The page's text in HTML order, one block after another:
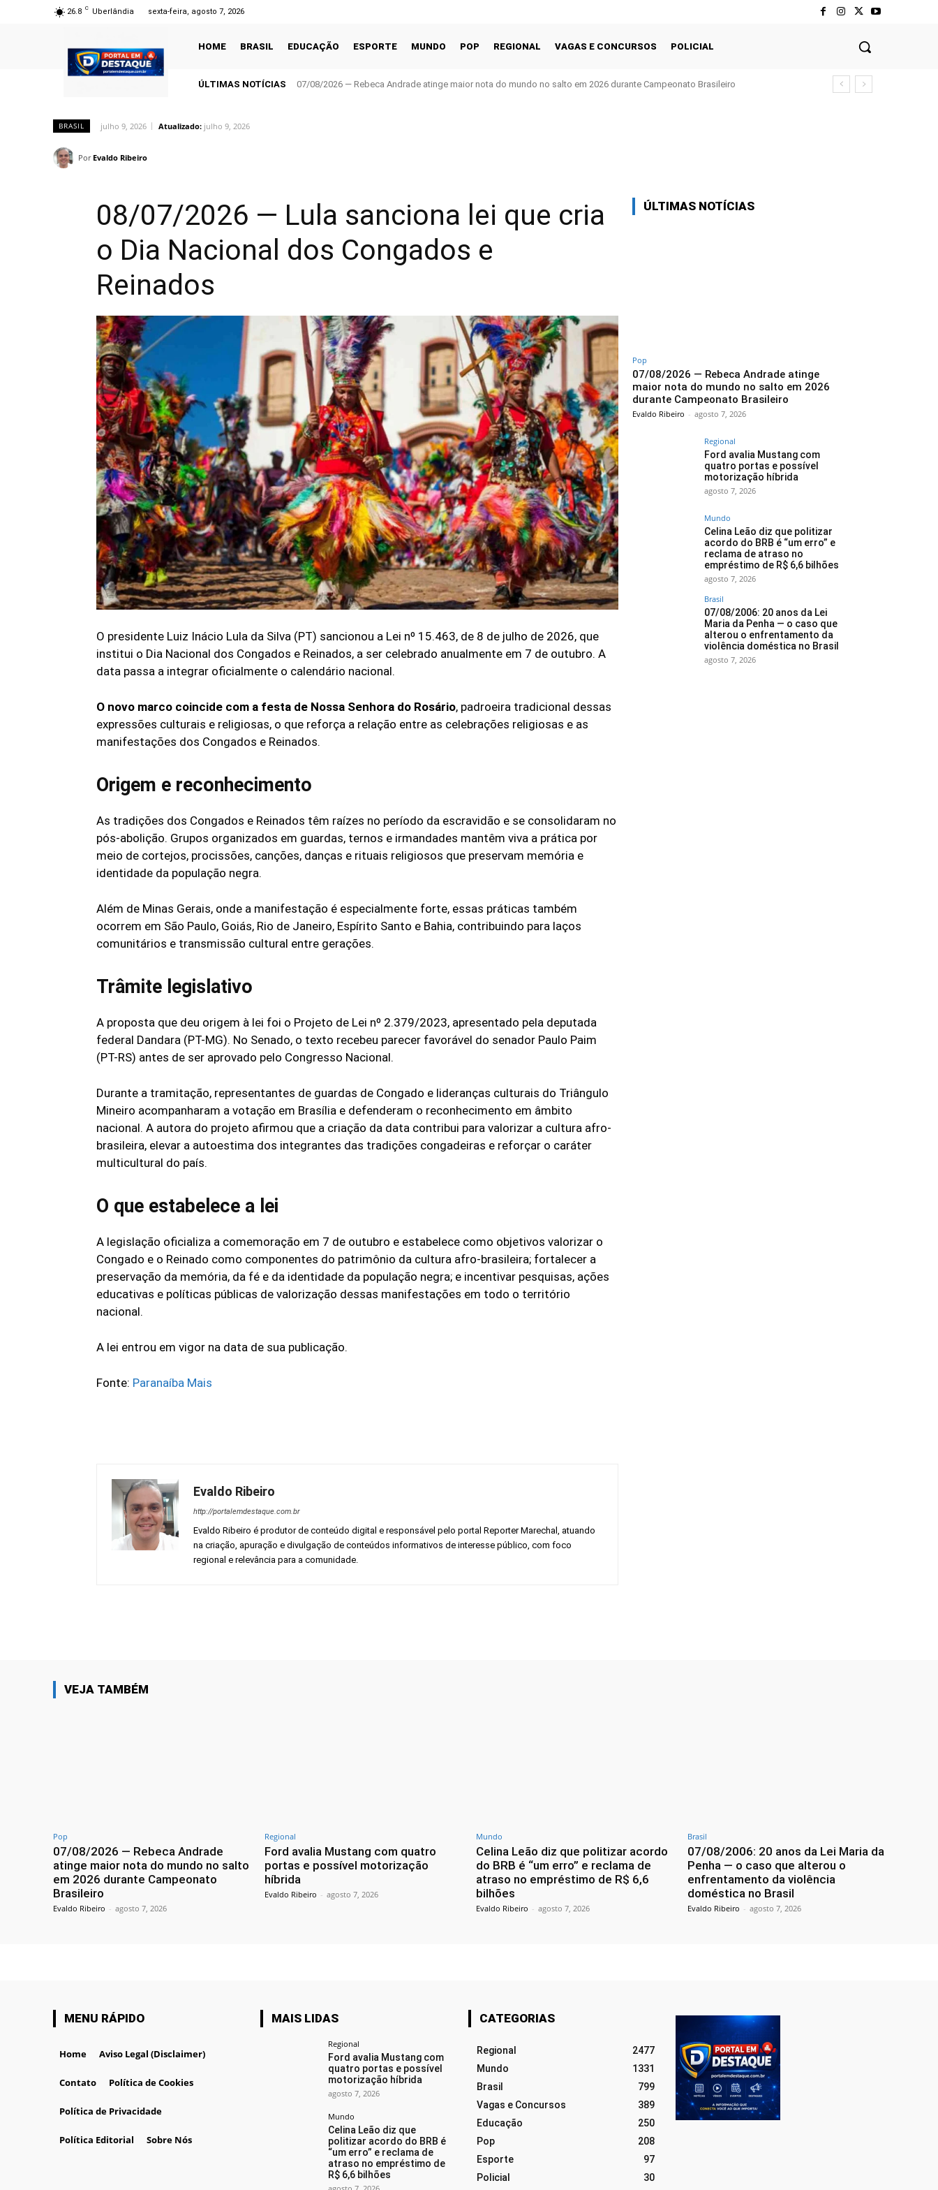
26.8 C Uberlândia sexta-feira, agosto 7, 2026
HOME BRASIL EDUCAÇÃO ESPORTE MUNDO POP REGIONAL VAGAS E CONCURSOS POLICIAL
ÚLTIMAS NOTÍCIAS 07/08/2026 — Rebeca Andrade atinge maior nota do mundo no salto em 2026 durante Campeonato Brasileiro
BRASIL julho 9, 2026 Atualizado: julho 9, 2026
Por Evaldo Ribeiro
08/07/2026 — Lula sanciona lei que cria
o Dia Nacional dos Congados e
Reinados
O presidente Luiz Inácio Lula da Silva (PT) sancionou a Lei nº 15.463, de 8 de julho de 2026, que
institui o Dia Nacional dos Congados e Reinados, a ser celebrado anualmente em 7 de outubro. A
data passa a integrar oficialmente o calendário nacional.
O novo marco coincide com a festa de Nossa Senhora do Rosário, padroeira tradicional dessas
expressões culturais e religiosas, o que reforça a relação entre as celebrações religiosas e as
manifestações dos Congados e Reinados.
Origem e reconhecimento
As tradições dos Congados e Reinados têm raízes no período da escravidão e se consolidaram no
pós-abolição. Grupos organizados em guardas, ternos e irmandades mantêm viva a prática por
meio de cortejos, procissões, canções, danças e rituais religiosos que preservam memória e
identidade da população negra.
Além de Minas Gerais, onde a manifestação é especialmente forte, essas práticas também
ocorrem em São Paulo, Goiás, Rio de Janeiro, Espírito Santo e Bahia, contribuindo para laços
comunitários e transmissão cultural entre gerações.
Trâmite legislativo
A proposta que deu origem à lei foi o Projeto de Lei nº 2.379/2023, apresentado pela deputada
federal Dandara (PT-MG). No Senado, o texto recebeu parecer favorável do senador Paulo Paim
(PT-RS) antes de ser aprovado pelo Congresso Nacional.
Durante a tramitação, representantes de guardas de Congado e lideranças culturais do Triângulo
Mineiro acompanharam a votação em Brasília e defenderam o reconhecimento em âmbito
nacional. A autora do projeto afirmou que a criação da data contribui para valorizar a cultura afro-
brasileira, elevar a autoestima dos integrantes das tradições congadeiras e reforçar o caráter
multicultural do país.
O que estabelece a lei
A legislação oficializa a comemoração em 7 de outubro e estabelece como objetivos valorizar o
Congado e o Reinado como componentes do patrimônio da cultura afro-brasileira; fortalecer a
preservação da memória, da fé e da identidade da população negra; e incentivar pesquisas, ações
educativas e políticas públicas de valorização dessas manifestações em todo o território
nacional.
A lei entrou em vigor na data de sua publicação.
Fonte: Paranaíba Mais
Evaldo Ribeiro
http://portalemdestaque.com.br
Evaldo Ribeiro é produtor de conteúdo digital e responsável pelo portal Reporter Marechal, atuando
na criação, apuração e divulgação de conteúdos informativos de interesse público, com foco
regional e relevância para a comunidade.
ÚLTIMAS NOTÍCIAS
Pop
07/08/2026 — Rebeca Andrade atinge
maior nota do mundo no salto em 2026
durante Campeonato Brasileiro
Evaldo Ribeiro - agosto 7, 2026
Regional
Ford avalia Mustang com
quatro portas e possível
motorização híbrida
agosto 7, 2026
Mundo
Celina Leão diz que politizar
acordo do BRB é “um erro” e
reclama de atraso no
empréstimo de R$ 6,6 bilhões
agosto 7, 2026
Brasil
07/08/2006: 20 anos da Lei
Maria da Penha — o caso que
alterou o enfrentamento da
violência doméstica no Brasil
agosto 7, 2026
VEJA TAMBÉM
Pop
07/08/2026 — Rebeca Andrade
atinge maior nota do mundo no salto
em 2026 durante Campeonato
Brasileiro
Evaldo Ribeiro - agosto 7, 2026
Regional
Ford avalia Mustang com quatro
portas e possível motorização
híbrida
Evaldo Ribeiro - agosto 7, 2026
Mundo
Celina Leão diz que politizar acordo
do BRB é “um erro” e reclama de
atraso no empréstimo de R$ 6,6
bilhões
Evaldo Ribeiro - agosto 7, 2026
Brasil
07/08/2006: 20 anos da Lei Maria da
Penha — o caso que alterou o
enfrentamento da violência
doméstica no Brasil
Evaldo Ribeiro - agosto 7, 2026
MENU RÁPIDO
Home Aviso Legal (Disclaimer)
Contato Política de Cookies
Política de Privacidade
Política Editorial Sobre Nós
MAIS LIDAS
Regional
Ford avalia Mustang com
quatro portas e possível
motorização híbrida
agosto 7, 2026
Mundo
Celina Leão diz que
politizar acordo do BRB é
“um erro” e reclama de
atraso no empréstimo de
R$ 6,6 bilhões
agosto 7, 2026
CATEGORIAS
Regional
2477
Mundo
1331
Brasil
799
Vagas e Concursos
389
Educação
250
Pop
208
Esporte
97
Policial
30